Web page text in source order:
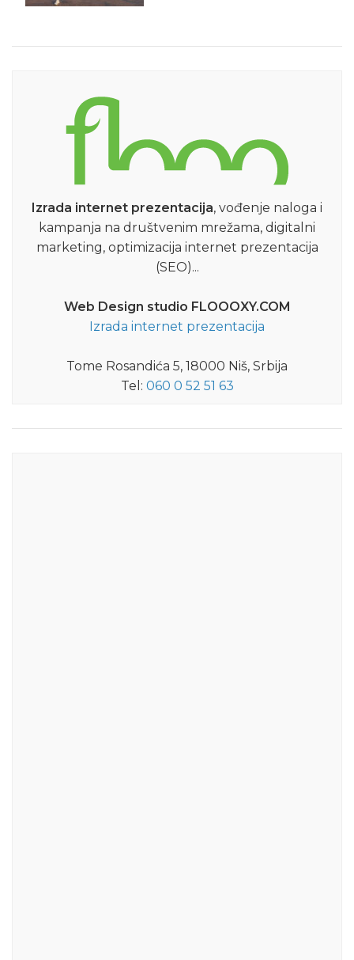
Izrada internet prezentacija, vođenje naloga i
kampanja na društvenim mrežama, digitalni
marketing, optimizacija internet prezentacija
(SEO)...
Web Design studio FLOOOXY.COM
Izrada internet prezentacija
Tome Rosandića 5, 18000 Niš, Srbija
Tel: 060 0 52 51 63